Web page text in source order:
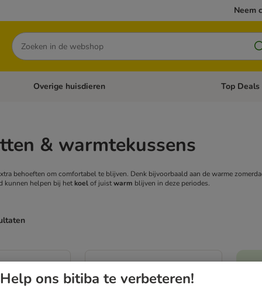
Neem
Zoeken
Open categoriemenu: Katten
Overige huisdieren Open
Top Deals
& warmtekussens
behoeften om comfortabel te blijven. Denk bijvoorbaald aan de warme
kunnen helpen bij het koelof juistwarm blijven in deze periodes.
Help ons bitiba te verbeteren!